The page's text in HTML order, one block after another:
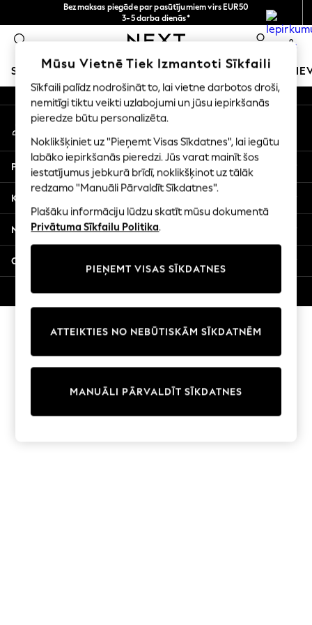
Bezmaksas piegāde par pasūtījumiem virs EUR50
3-5 darba dienās*
Tagad jūs varat
iepirkties latviešu valodā!
0
SKOLAS APĢĒRBS MEITENES ZĒNI MAZULIS
SCHOOLWEAR
All Boys Schoolwear
Shoes
Trousers
Shorts
Shirts
Polo Shirts
Sweatshirts & Jumpers
Multipacks
All Boys Sport & Swimwear
Swimwear
Tops
Joggers
An error occurred on client
Mūsu sociālie tīkli
Mans konts
Pierakstieties savā kontā
Palīdzība
Konfidencialitāte un juridiskā informācija
Nodaļas
Citi pakalpojumi
© 2026 Next Germany GmbH. Visas tiesības aizsargātas.
Mūsu Vietnē Tiek Izmantoti Sīkfaili
Sīkfaili palīdz nodrošināt to, lai vietne darbotos droši,
nemitīgi tiktu veikti uzlabojumi un jūsu iepirkšanās
pieredze būtu personalizēta.
Noklikšķiniet uz "Pieņemt Visas Sīkdatnes", lai iegūtu
labāko iepirkšanās pieredzi. Jūs varat mainīt šos
iestatījumus jebkurā brīdī, noklikšķinot uz tālāk
redzamo "Manuāli Pārvaldīt Sīkdatnes".
Plašāku informāciju lūdzu skatīt mūsu dokumentā
Privātuma Sīkfailu Politika.
PIEŅEMT VISAS SĪKDATNES
MANUĀLI PĀRVALDĪT SĪKDATNES
ATTEIKTIES NO NEBŪTISKĀM SĪKDATNĒM